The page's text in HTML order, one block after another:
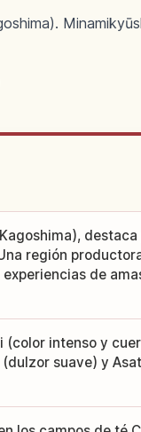
región
de
intenso y
suave) y